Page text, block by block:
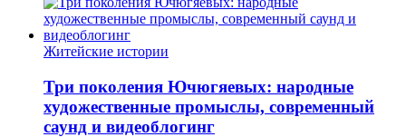
Житейские истории
Три поколения Ючюгяевых: народные
художественные промыслы, современный
саунд и видеоблогинг